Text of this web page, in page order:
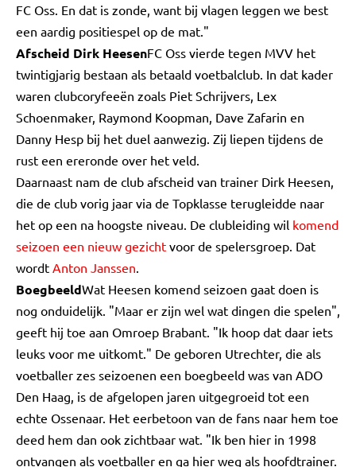
FC Oss. En dat is zonde, want bij vlagen leggen we best
een aardig positiespel op de mat."
Afscheid Dirk HeesenFC Oss vierde tegen MVV het
twintigjarig bestaan als betaald voetbalclub. In dat kader
waren clubcoryfeeën zoals Piet Schrijvers, Lex
Schoenmaker, Raymond Koopman, Dave Zafarin en
Danny Hesp bij het duel aanwezig. Zij liepen tijdens de
rust een ereronde over het veld.
Daarnaast nam de club afscheid van trainer Dirk Heesen,
die de club vorig jaar via de Topklasse terugleidde naar
het op een na hoogste niveau. De clubleiding wil komend
seizoen een nieuw gezicht voor de spelersgroep. Dat
wordt Anton Janssen.
BoegbeeldWat Heesen komend seizoen gaat doen is
nog onduidelijk. "Maar er zijn wel wat dingen die spelen",
geeft hij toe aan Omroep Brabant. "Ik hoop dat daar iets
leuks voor me uitkomt." De geboren Utrechter, die als
voetballer zes seizoenen een boegbeeld was van ADO
Den Haag, is de afgelopen jaren uitgegroeid tot een
echte Ossenaar. Het eerbetoon van de fans naar hem toe
deed hem dan ook zichtbaar wat. "Ik ben hier in 1998
ontvangen als voetballer en ga hier weg als hoofdtrainer.